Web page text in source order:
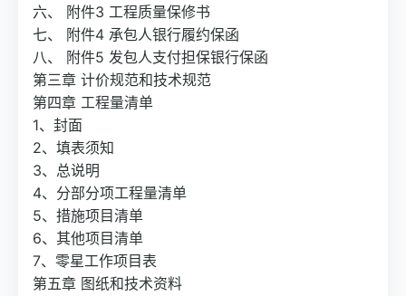
六、 附件3 工程质量保修书
七、 附件4 承包人银行履约保函
八、 附件5 发包人支付担保银行保函
第三章 计价规范和技术规范
第四章 工程量清单
1、封面
2、填表须知
3、总说明
4、分部分项工程量清单
5、措施项目清单
6、其他项目清单
7、零星工作项目表
第五章 图纸和技术资料